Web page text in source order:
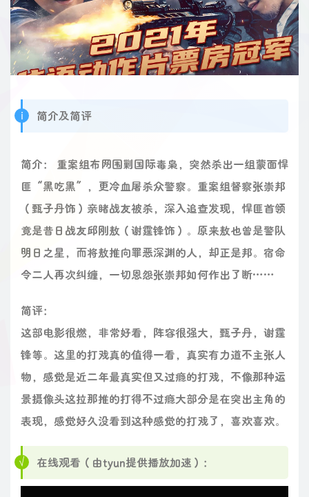
简介及简评
简介： 重案组布网围剿国际毒枭，突然杀出一组蒙面悍
匪“黑吃黑”，更冷血屠杀众警察。重案组督察张崇邦
（甄子丹饰）亲睹战友被杀，深入追查发现，悍匪首领
竟是昔日战友邱刚敖（谢霆锋饰）。原来敖也曾是警队
明日之星，而将敖推向罪恶深渊的人，却正是邦。宿命
令二人再次纠缠，一切恩怨张崇邦如何作出了断……
简评：
这部电影很燃，非常好看，阵容很强大，甄子丹，谢霆
锋等。这里的打戏真的值得一看，真实有力道不主张人
物，感觉是近二年最真实但又过瘾的打戏，不像那种运
景摄像头这拉那推的打得不过瘾大部分是在突出主角的
表现，感觉好久没看到这种感觉的打戏了，喜欢喜欢。
在线观看（由tyun提供播放加速）：